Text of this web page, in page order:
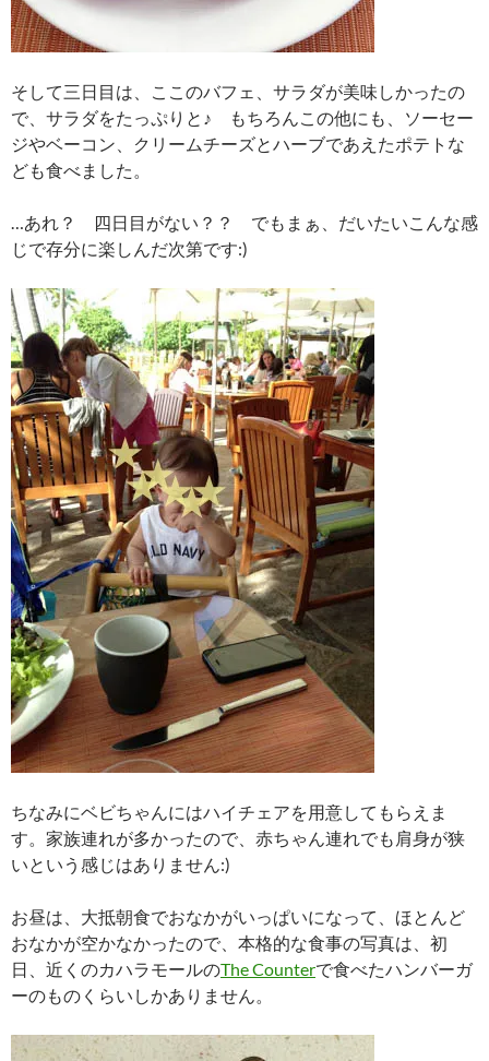
そして三日目は、ここのバフェ、サラダが美味しかったの
で、サラダをたっぷりと♪ もちろんこの他にも、ソーセー
ジやベーコン、クリームチーズとハーブであえたポテトな
ども食べました。
…あれ？ 四日目がない？？ でもまぁ、だいたいこんな感
じで存分に楽しんだ次第です:)
ちなみにベビちゃんにはハイチェアを用意してもらえま
す。家族連れが多かったので、赤ちゃん連れでも肩身が狭
いという感じはありません:)
お昼は、大抵朝食でおなかがいっぱいになって、ほとんど
おなかが空かなかったので、本格的な食事の写真は、初
日、近くのカハラモールのThe Counterで食べたハンバーガ
ーのものくらいしかありません。